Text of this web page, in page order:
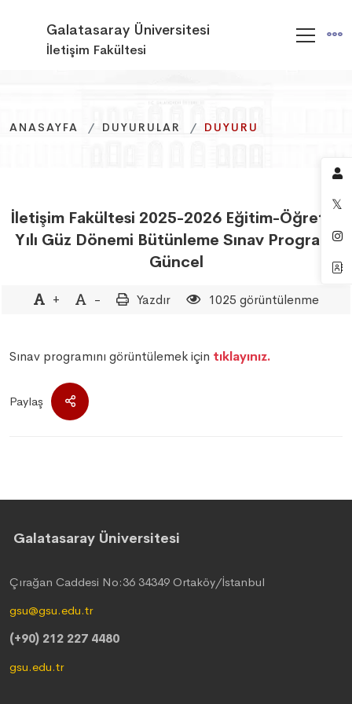
Galatasaray Üniversitesi
İletişim Fakültesi
ANASAYFA DUYURULAR DUYURU
ANASAYFA DUYURULAR DUYURU
ANASAYFA DUYURULAR DUYURU
İletişim Fakültesi 2025-2026 Eğitim-Öğretim
Yılı Güz Dönemi Bütünleme Sınav Programı
Güncel
+ - Yazdır 1025 görüntülenme
Sınav programını görüntülemek için tıklayınız.
Paylaş
Galatasaray Üniversitesi
Çırağan Caddesi No:36 34349 Ortaköy/İstanbul
gsu@gsu.edu.tr
(+90) 212 227 4480
gsu.edu.tr